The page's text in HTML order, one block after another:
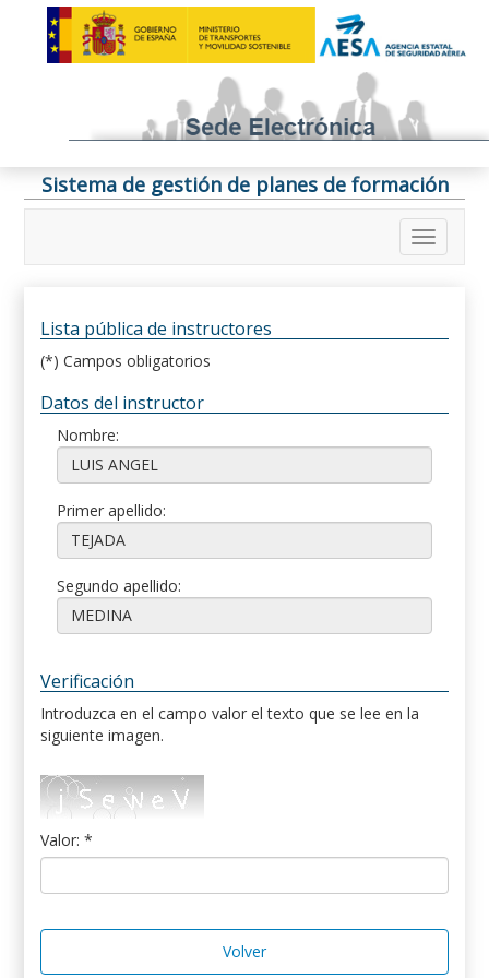
Sistema de gestión de planes de formación
Lista pública de instructores
(*) Campos obligatorios
Datos del instructor
Nombre:
Primer apellido:
Segundo apellido:
Verificación
Introduzca en el campo valor el texto que se lee en la
siguiente imagen.
Valor: *
Volver